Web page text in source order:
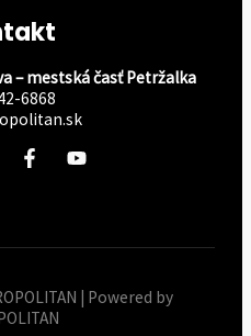
– mestská časť Petržalka
6868
| Powered by